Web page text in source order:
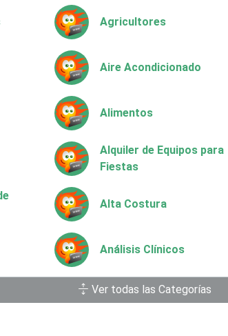
Agricultores
Aire Acondicionado
Alimentos
Alquiler de Equipos para
Fiestas
Alta Costura
Análisis Clínicos
Aparatos y Equipos
Eléctricos
Ver todas las Categorías